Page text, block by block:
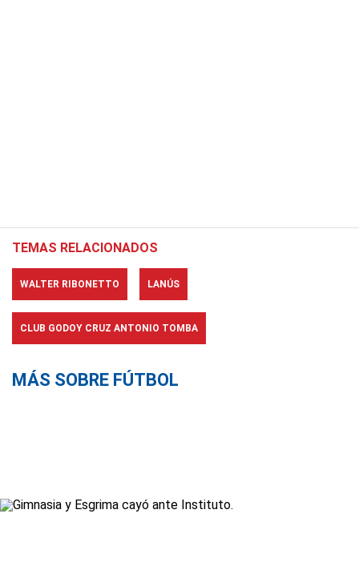
TEMAS RELACIONADOS
WALTER RIBONETTO LANÚS
CLUB GODOY CRUZ ANTONIO TOMBA
MÁS SOBRE FÚTBOL